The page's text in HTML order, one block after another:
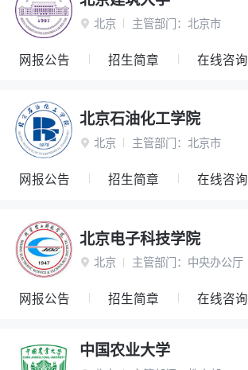
 北京 主管部门： 北京市
网报公告 招生简章 在线咨询
北京石油化工学院
 北京 主管部门： 北京市
网报公告 招生简章 在线咨询
北京电子科技学院
 北京 主管部门： 中央办公厅
网报公告 招生简章 在线咨询
中国农业大学